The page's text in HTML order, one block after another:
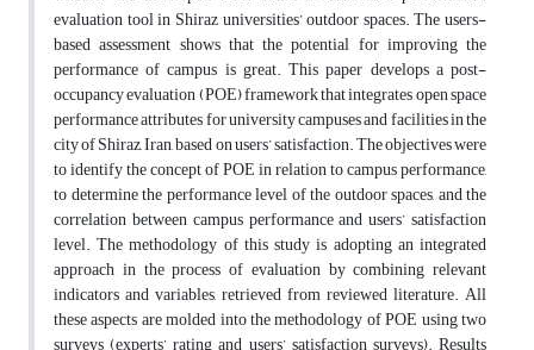
evaluation tool in Shiraz universities’ outdoor spaces. The users-
based assessment shows that the potential for improving the
performance of campus is great. This paper develops a post-
occupancy evaluation (POE) framework that integrates open space
performance attributes for university campuses and facilities in the
city of Shiraz, Iran, based on users’ satisfaction. The objectives were
to identify the concept of POE in relation to campus performance,
to determine the performance level of the outdoor spaces, and the
correlation between campus performance and users’ satisfaction
level. The methodology of this study is adopting an integrated
approach in the process of evaluation by combining relevant
indicators and variables, retrieved from reviewed literature. All
these aspects are molded into the methodology of POE using two